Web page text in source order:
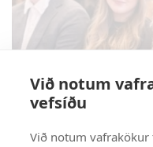
Við notum
vefsíðu
Við notum vafrakökur